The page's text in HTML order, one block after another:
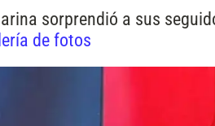
sorprendió a sus
de fotos